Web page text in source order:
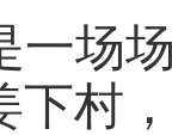
一场
下村